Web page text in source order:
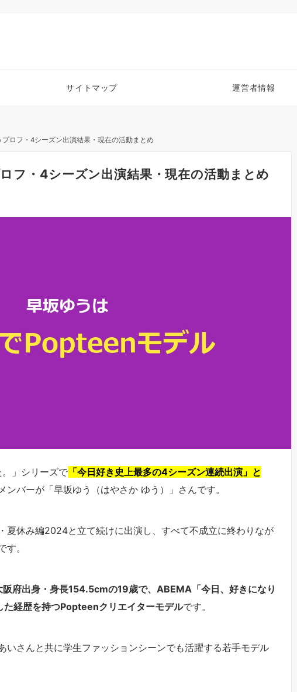
サイトマップ 運営者情報
プロフ・4シーズン出演結果・現在の活動まとめ
フ・4シーズン出演結果・現在の活動まとめ
」シリーズで 「今日好き史上最多の4シーズン連続出演」と
ンバーが「早坂ゆう（はやさか ゆう）」さんです。
夏休み編2024と立て続けに出演し、すべて不成立に終わりなが
。
阪府出身・身長154.5cmの19歳で、ABEMA「今日、好きになり
た経歴を持つPopteenクリエイターモデルです。
いさんと共に学生ファッションシーンでも活躍する若手モデル